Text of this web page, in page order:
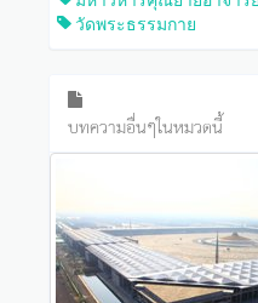
วัดพระธรรมกาย
บทความอื่นๆในหมวดนี้